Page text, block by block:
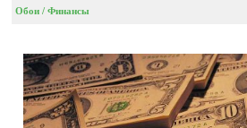
Обои / Финансы